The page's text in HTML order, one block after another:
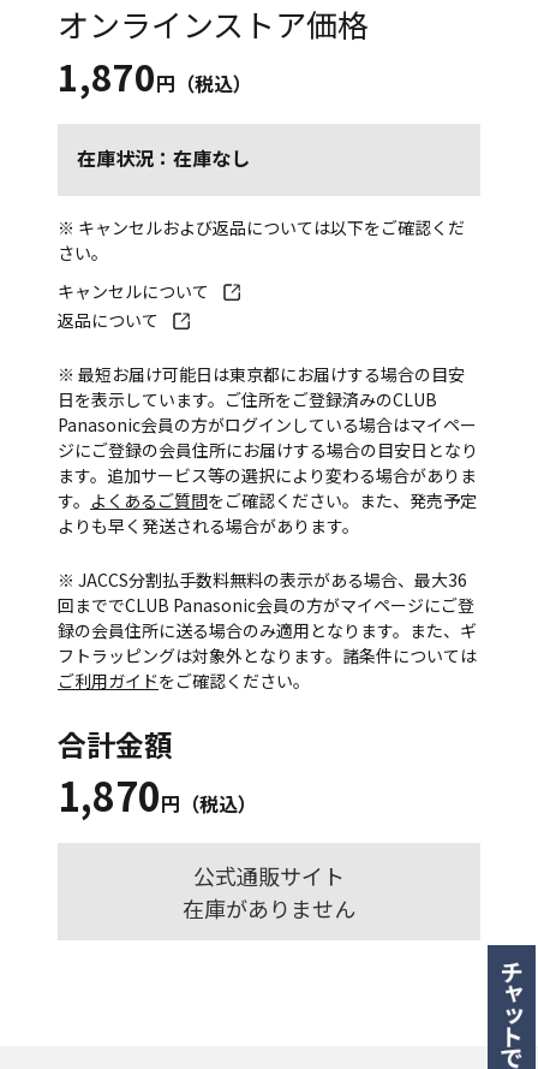
オンラインストア価格
1,870円（税込）
在庫状況：在庫なし
※ キャンセルおよび返品については以下をご確認くだ
さい。
キャンセルについて
返品について
※ 最短お届け可能日は東京都にお届けする場合の目安
日を表示しています。ご住所をご登録済みのCLUB
Panasonic会員の方がログインしている場合はマイペー
ジにご登録の会員住所にお届けする場合の目安日となり
ます。追加サービス等の選択により変わる場合がありま
す。 よくあるご質問をご確認ください。また、発売予定
よりも早く発送される場合があります。
※ JACCS分割払手数料無料の表示がある場合、最大36
回まででCLUB Panasonic会員の方がマイページにご登
録の会員住所に送る場合のみ適用となります。また、ギ
フトラッピングは対象外となります。諸条件については
ご利用ガイドをご確認ください。
合計金額
1,870円（税込）
公式通販サイト
在庫がありません